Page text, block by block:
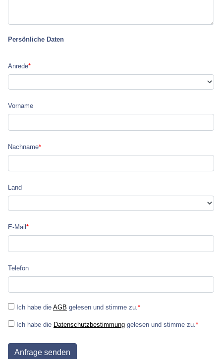
Persönliche Daten
Anrede*
Vorname
Nachname*
Land
E-Mail *
Telefon
Ich habe die AGB gelesen und stimme zu.*
Ich habe die Datenschutzbestimmung gelesen und stimme zu.*
Anfrage senden